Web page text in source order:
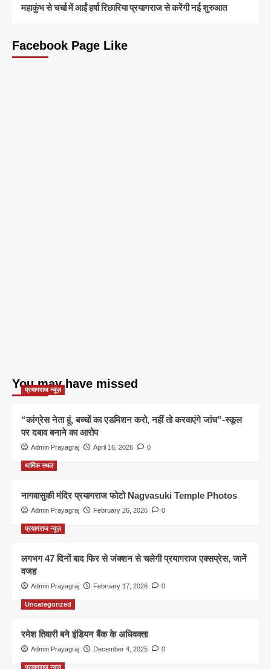
महाकुंभ से चर्चा में आईं हर्षा रिछारिया प्रयागराज से करेंगी नई शुरुआत
Facebook Page Like
You may have missed
प्रयागराज न्यूज़
“कांग्रेस नेता हूं, बच्चों का एडमिशन करो, नहीं तो करवाएंगे जांच”-स्कूल
पर दबाव बनाने का आरोप
Admin Prayagraj April 16, 2026 0
धार्मिक स्थल
नागवासुकी मंदिर प्रयागराज फोटो Nagvasuki Temple Photos
Admin Prayagraj February 26, 2026 0
प्रयागराज न्यूज़
लगभग 47 दिनों बाद फिर से जंक्शन से चलेगी प्रयागराज एक्सप्रेस, जानें
वजह
Admin Prayagraj February 17, 2026 0
Uncategorized
रमेश तिवारी बने इंडियन बैंक के अधिवक्ता
Admin Prayagraj December 4, 2025 0
प्रयागराज न्यूज़